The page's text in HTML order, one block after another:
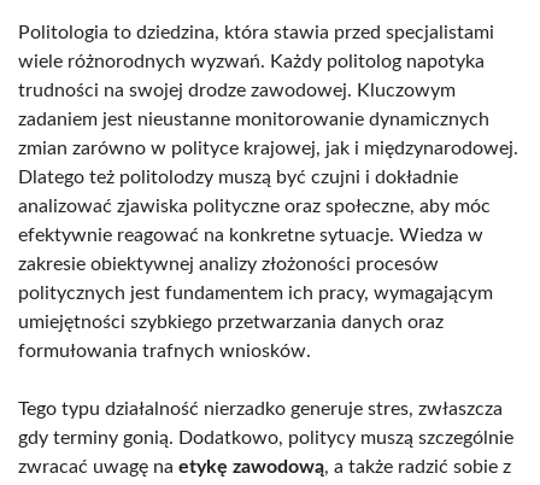
Politologia to dziedzina, która stawia przed specjalistami
wiele różnorodnych wyzwań. Każdy politolog napotyka
trudności na swojej drodze zawodowej. Kluczowym
zadaniem jest nieustanne monitorowanie dynamicznych
zmian zarówno w polityce krajowej, jak i międzynarodowej.
Dlatego też politolodzy muszą być czujni i dokładnie
analizować zjawiska polityczne oraz społeczne, aby móc
efektywnie reagować na konkretne sytuacje. Wiedza w
zakresie obiektywnej analizy złożoności procesów
politycznych jest fundamentem ich pracy, wymagającym
umiejętności szybkiego przetwarzania danych oraz
formułowania trafnych wniosków.
Tego typu działalność nierzadko generuje stres, zwłaszcza
gdy terminy gonią. Dodatkowo, politycy muszą szczególnie
zwracać uwagę na etykę zawodową, a także radzić sobie z